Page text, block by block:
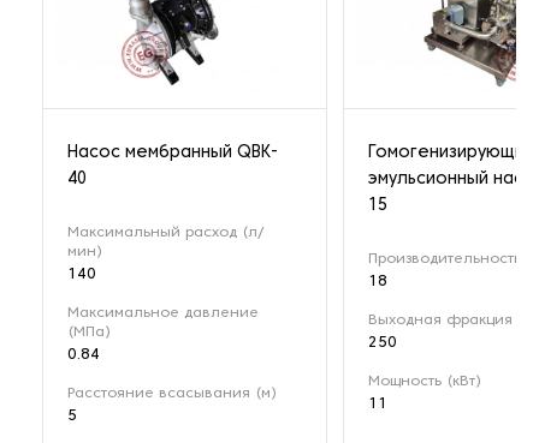
Насос мембранный QBK-
40
Максимальный расход (л/
мин)
140
Максимальное давление
(МПа)
0.84
Расстояние всасывания (м)
5
Гомогенизирующий
эмульсионный
15
Производительность
18
Выходная фракция
250
Мощность (кВт)
11